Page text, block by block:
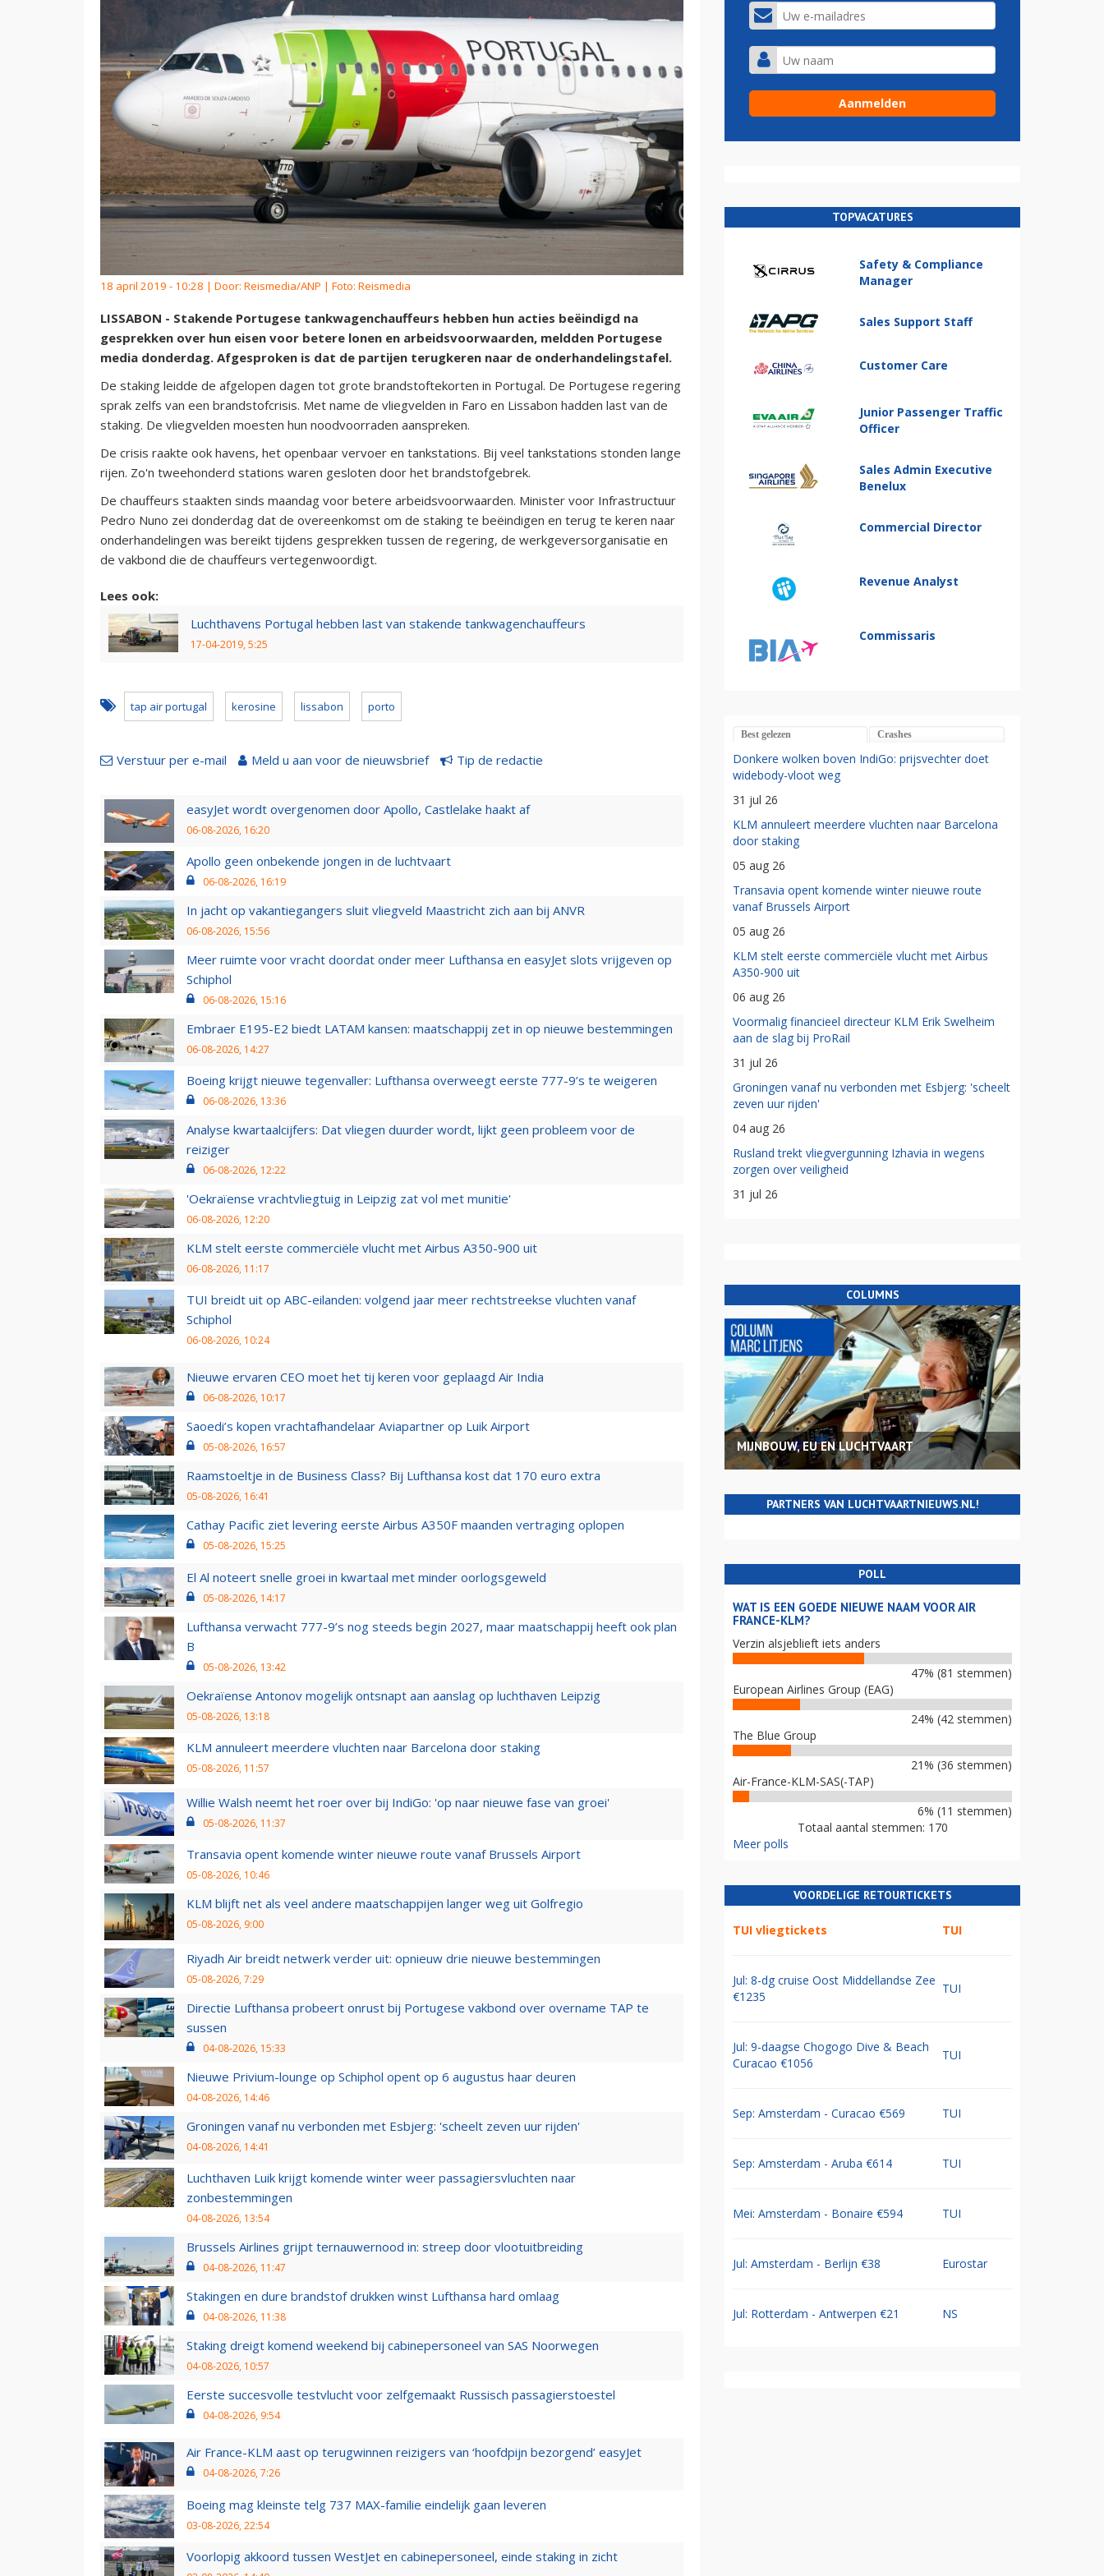
18 april 2019 - 10:28 | Door: Reismedia/ANP | Foto: Reismedia
LISSABON - Stakende Portugese tankwagenchauffeurs hebben hun acties beëindigd na
gesprekken over hun eisen voor betere lonen en arbeidsvoorwaarden, meldden Portugese
media donderdag. Afgesproken is dat de partijen terugkeren naar de onderhandelingstafel.
De staking leidde de afgelopen dagen tot grote brandstoftekorten in Portugal. De Portugese regering
sprak zelfs van een brandstofcrisis. Met name de vliegvelden in Faro en Lissabon hadden last van de
staking. De vliegvelden moesten hun noodvoorraden aanspreken.
De crisis raakte ook havens, het openbaar vervoer en tankstations. Bij veel tankstations stonden lange
rijen. Zo'n tweehonderd stations waren gesloten door het brandstofgebrek.
De chauffeurs staakten sinds maandag voor betere arbeidsvoorwaarden. Minister voor Infrastructuur
Pedro Nuno zei donderdag dat de overeenkomst om de staking te beëindigen en terug te keren naar
onderhandelingen was bereikt tijdens gesprekken tussen de regering, de werkgeversorganisatie en
de vakbond die de chauffeurs vertegenwoordigt.
Lees ook:
Luchthavens Portugal hebben last van stakende tankwagenchauffeurs
17-04-2019, 5:25
tap air portugal kerosine lissabon porto
Verstuur per e-mail Meld u aan voor de nieuwsbrief Tip de redactie
easyJet wordt overgenomen door Apollo, Castlelake haakt af
06-08-2026, 16:20
Apollo geen onbekende jongen in de luchtvaart
06-08-2026, 16:19
In jacht op vakantiegangers sluit vliegveld Maastricht zich aan bij ANVR
06-08-2026, 15:56
Meer ruimte voor vracht doordat onder meer Lufthansa en easyJet slots vrijgeven op
Schiphol
06-08-2026, 15:16
Embraer E195-E2 biedt LATAM kansen: maatschappij zet in op nieuwe bestemmingen
06-08-2026, 14:27
Boeing krijgt nieuwe tegenvaller: Lufthansa overweegt eerste 777-9’s te weigeren
06-08-2026, 13:36
Analyse kwartaalcijfers: Dat vliegen duurder wordt, lijkt geen probleem voor de
reiziger
06-08-2026, 12:22
'Oekraïense vrachtvliegtuig in Leipzig zat vol met munitie'
06-08-2026, 12:20
KLM stelt eerste commerciële vlucht met Airbus A350-900 uit
06-08-2026, 11:17
TUI breidt uit op ABC-eilanden: volgend jaar meer rechtstreekse vluchten vanaf
Schiphol
06-08-2026, 10:24
Nieuwe ervaren CEO moet het tij keren voor geplaagd Air India
06-08-2026, 10:17
Saoedi’s kopen vrachtafhandelaar Aviapartner op Luik Airport
05-08-2026, 16:57
Raamstoeltje in de Business Class? Bij Lufthansa kost dat 170 euro extra
05-08-2026, 16:41
Cathay Pacific ziet levering eerste Airbus A350F maanden vertraging oplopen
05-08-2026, 15:25
El Al noteert snelle groei in kwartaal met minder oorlogsgeweld
05-08-2026, 14:17
Lufthansa verwacht 777-9’s nog steeds begin 2027, maar maatschappij heeft ook plan
B
05-08-2026, 13:42
Oekraïense Antonov mogelijk ontsnapt aan aanslag op luchthaven Leipzig
05-08-2026, 13:18
KLM annuleert meerdere vluchten naar Barcelona door staking
05-08-2026, 11:57
Willie Walsh neemt het roer over bij IndiGo: 'op naar nieuwe fase van groei'
05-08-2026, 11:37
Transavia opent komende winter nieuwe route vanaf Brussels Airport
05-08-2026, 10:46
KLM blijft net als veel andere maatschappijen langer weg uit Golfregio
05-08-2026, 9:00
Riyadh Air breidt netwerk verder uit: opnieuw drie nieuwe bestemmingen
05-08-2026, 7:29
Directie Lufthansa probeert onrust bij Portugese vakbond over overname TAP te
sussen
04-08-2026, 15:33
Nieuwe Privium-lounge op Schiphol opent op 6 augustus haar deuren
04-08-2026, 14:46
Groningen vanaf nu verbonden met Esbjerg: 'scheelt zeven uur rijden'
04-08-2026, 14:41
Luchthaven Luik krijgt komende winter weer passagiersvluchten naar
zonbestemmingen
04-08-2026, 13:54
Brussels Airlines grijpt ternauwernood in: streep door vlootuitbreiding
04-08-2026, 11:47
Stakingen en dure brandstof drukken winst Lufthansa hard omlaag
04-08-2026, 11:38
Staking dreigt komend weekend bij cabinepersoneel van SAS Noorwegen
04-08-2026, 10:57
Eerste succesvolle testvlucht voor zelfgemaakt Russisch passagierstoestel
04-08-2026, 9:54
Air France-KLM aast op terugwinnen reizigers van ‘hoofdpijn bezorgend’ easyJet
04-08-2026, 7:26
Boeing mag kleinste telg 737 MAX-familie eindelijk gaan leveren
03-08-2026, 22:54
Voorlopig akkoord tussen WestJet en cabinepersoneel, einde staking in zicht
TOPVACATURES
Safety & Compliance
Manager
Sales Support Staff
Customer Care
Junior Passenger Traffic
Officer
Sales Admin Executive
Benelux
Commercial Director
Revenue Analyst
Commissaris
Best gelezen Crashes
Donkere wolken boven IndiGo: prijsvechter doet
widebody-vloot weg
31 jul 26
KLM annuleert meerdere vluchten naar Barcelona
door staking
05 aug 26
Transavia opent komende winter nieuwe route
vanaf Brussels Airport
05 aug 26
KLM stelt eerste commerciële vlucht met Airbus
A350-900 uit
06 aug 26
Voormalig financieel directeur KLM Erik Swelheim
aan de slag bij ProRail
31 jul 26
Groningen vanaf nu verbonden met Esbjerg: 'scheelt
zeven uur rijden'
04 aug 26
Rusland trekt vliegvergunning Izhavia in wegens
zorgen over veiligheid
31 jul 26
COLUMNS
MIJNBOUW, EU EN LUCHTVAART
PARTNERS VAN LUCHTVAARTNIEUWS.NL!
POLL
WAT IS EEN GOEDE NIEUWE NAAM VOOR AIR
FRANCE-KLM?
Verzin alsjeblieft iets anders
47% (81 stemmen)
European Airlines Group (EAG)
24% (42 stemmen)
The Blue Group
21% (36 stemmen)
Air-France-KLM-SAS(-TAP)
6% (11 stemmen)
Totaal aantal stemmen: 170
Meer polls
VOORDELIGE RETOURTICKETS
TUI vliegtickets TUI
Jul: 8-dg cruise Oost Middellandse Zee
€1235
TUI
Jul: 9-daagse Chogogo Dive & Beach
Curacao €1056
TUI
Sep: Amsterdam - Curacao €569 TUI
Sep: Amsterdam - Aruba €614 TUI
Mei: Amsterdam - Bonaire €594 TUI
Jul: Amsterdam - Berlijn €38 Eurostar
Jul: Rotterdam - Antwerpen €21 NS